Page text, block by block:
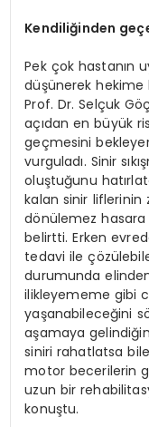
Kendiliğinden
Pek çok hastanın
düşünerek hekime
Prof. Dr. Selçuk
açıdan en büyük
geçmesini
vurguladı. Sinir
oluştuğunu
kalan sinir
dönülemez hasara
belirtti. Erken
tedavi ile
durumunda
ilikleyememe gibi
yaşanabileceğini
aşamaya
siniri rahatlatsa
motor becerilerin
uzun bir
konuştu.